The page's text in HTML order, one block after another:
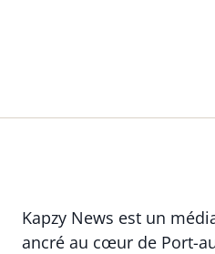
Kapzy News est un
ancré au cœur de Port-